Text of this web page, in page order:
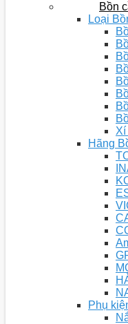
Bồn
Loại
Xí
Hãng
Phụ